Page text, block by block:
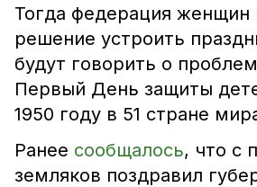
Тогда федерация женщин
решение устроить
будут говорить о
Первый День защиты
1950 году в 51 стране
Ранее сообщалось, что с
земляков поздравил